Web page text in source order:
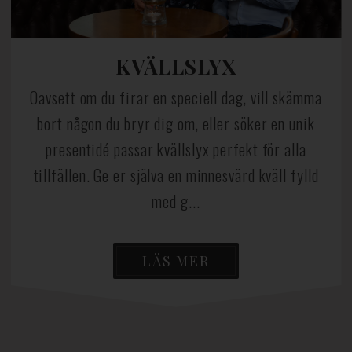
KVÄLLSLYX
Oavsett om du firar en speciell dag, vill skämma
bort någon du bryr dig om, eller söker en unik
presentidé passar kvällslyx perfekt för alla
tillfällen. Ge er själva en minnesvärd kväll fylld
med g...
LÄS MER